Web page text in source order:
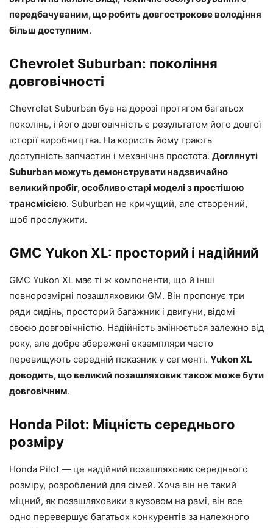
передбачуваним, що робить довгострокове володіння
більш доступним.
Chevrolet Suburban: покоління
довговічності
Chevrolet Suburban був на дорозі протягом багатьох
поколінь, і його довговічність є результатом його довгої
історії виробництва. На користь йому грають
доступність запчастин і механічна простота. Доглянуті
Suburban можуть демонструвати надзвичайно
великий пробіг, особливо старі моделі з простішою
трансмісією. Suburban не кричущий, але створений,
щоб прослужити.
GMC Yukon XL: просторий і надійний
GMC Yukon XL має ті ж компоненти, що й інші
повнорозмірні позашляховики GM. Він пропонує три
ряди сидінь, просторий багажник і двигуни, відомі
своєю довговічністю. Надійність змінюється залежно від
року, але добре збережені екземпляри часто
перевищують середній показник у сегменті. Yukon XL
доводить, що великий позашляховик також може бути
довговічним.
Honda Pilot: Міцність середнього
розміру
Honda Pilot — це надійний позашляховик середнього
розміру, розроблений для сімей. Хоча він не такий
міцний, як позашляховики з кузовом на рамі, він все
одно перевершує багатьох конкурентів за належного